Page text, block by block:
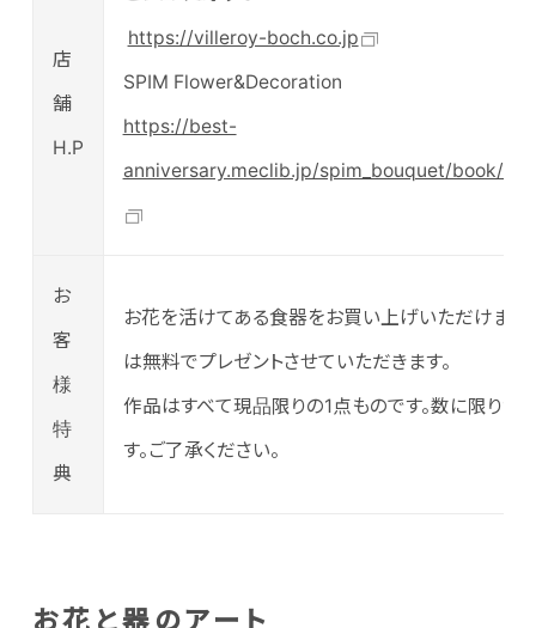
店
舗
H.P
https://villeroy-boch.co.jp
SPIM Flower&Decoration
https://best-
anniversary.meclib.jp/spim_bouquet/book/
お
客
様
特
典
お花を活けてある食器をお買い上げいただけます
は無料でプレゼントさせていただきます。
作品はすべて現品限りの1点ものです。数に限りが
す。ご了承ください。
お花と器のアート